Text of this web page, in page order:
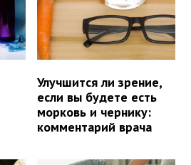
Улучшится ли зрение,
если вы будете есть
морковь и чернику:
комментарий врача